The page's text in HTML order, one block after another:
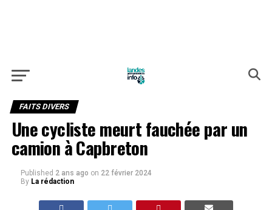
FAITS DIVERS
Une cycliste meurt fauchée par un
camion à Capbreton
Published 2 ans ago on 22 février 2024
By La rédaction